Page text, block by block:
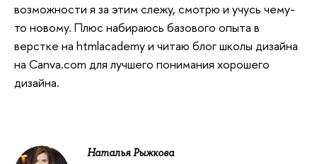
возможности я за этим слежу, смотрю и учусь чему-
то новому. Плюс набираюсь базового опыта в
верстке на htmlacademy и читаю блог школы дизайна
на Canva.com для лучшего понимания хорошего
дизайна.
Наталья Рыжкова